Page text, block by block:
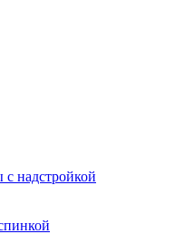
надстройкой